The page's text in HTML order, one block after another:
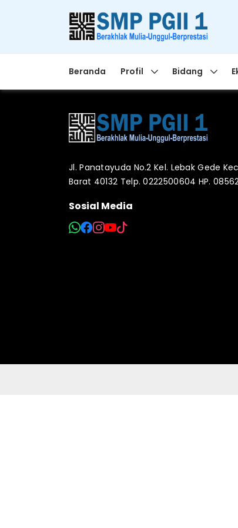
Beranda Profil Bidang
Jl. Panatayuda No.2 Kel. Lebak Gede
Barat 40132 Telp. 0222500604 HP.
Sosial Media